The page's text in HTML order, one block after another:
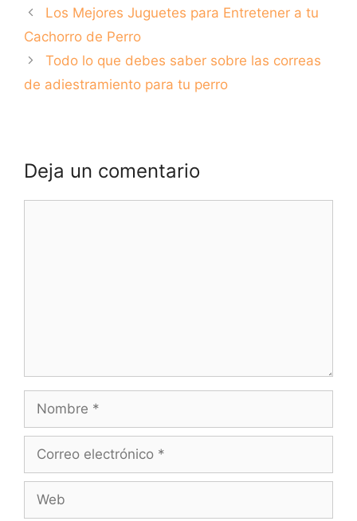
Visitar en 2021.
educar a tu perro
profesional.
Los Mejores Juguetes para Entretener a tu
Cachorro de Perro
Todo lo que debes saber sobre las correas
de adiestramiento para tu perro
Deja un comentario